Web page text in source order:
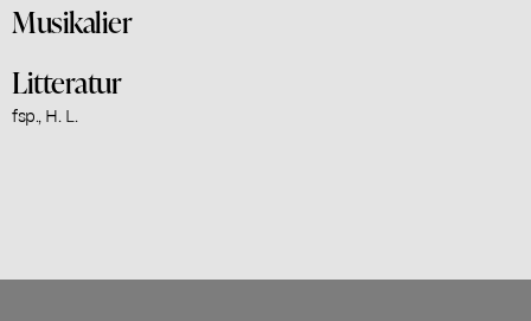
Musikalier
Litteratur
fsp., H. L.